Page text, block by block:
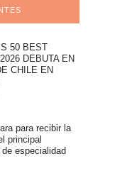
50 BEST
DEBUTA EN
CHILE EN
para recibir la
principal
especialidad